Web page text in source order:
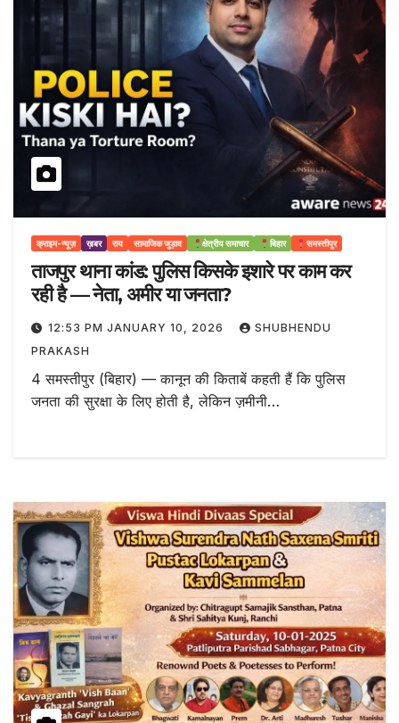
क्राइम-न्यूज़ ख़बर राय सामाजिक जुड़ाव क्षेत्रीय समाचार बिहार समस्तीपुर
ताजपुर थाना कांड: पुलिस किसके इशारे पर काम कर
रही है — नेता, अमीर या जनता?
12:53 PM JANUARY 10, 2026
SHUBHENDU
PRAKASH
4 समस्तीपुर (बिहार) — कानून की किताबें कहती हैं कि पुलिस
जनता की सुरक्षा के लिए होती है, लेकिन ज़मीनी…